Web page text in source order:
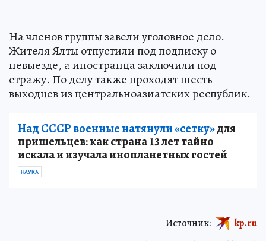
На членов группы завели уголовное дело.
Жителя Ялты отпустили под подписку о
невыезде, а иностранца заключили под
стражу. По делу также проходят шесть
выходцев из центральноазиатских республик.
Над СССР военные натянули «сетку»для
пришельцев: как страна 13 лет тайно
искала и изучала инопланетных гостей
НАУКА
Источник: kp.ru